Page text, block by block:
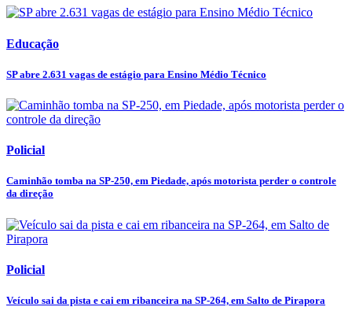
Educação
SP abre 2.631 vagas de estágio para Ensino Médio Técnico
Policial
Caminhão tomba na SP-250, em Piedade, após motorista perder o controle
da direção
Policial
Veículo sai da pista e cai em ribanceira na SP-264, em Salto de Pirapora